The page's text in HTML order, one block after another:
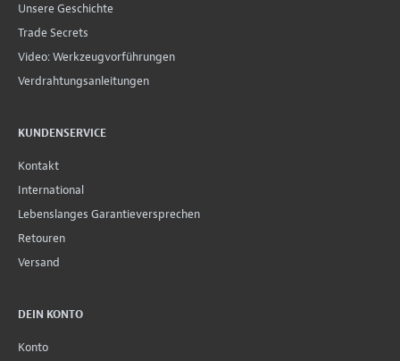
Unsere Geschichte
Trade Secrets
Video: Werkzeugvorführungen
Verdrahtungsanleitungen
KUNDENSERVICE
Kontakt
International
Lebenslanges Garantieversprechen
Retouren
Versand
DEIN KONTO
Konto